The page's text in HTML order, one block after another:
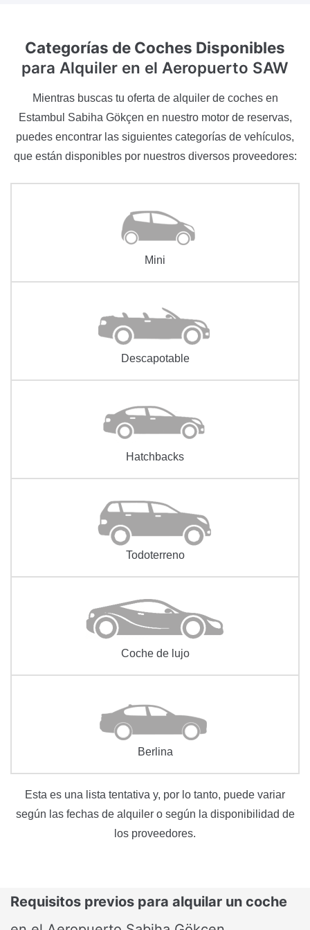
Categorías de Coches Disponibles
para Alquiler en el Aeropuerto SAW
Mientras buscas tu oferta de alquiler de coches en
Estambul Sabiha Gökçen en nuestro motor de reservas,
puedes encontrar las siguientes categorías de vehículos,
que están disponibles por nuestros diversos proveedores:
Mini
Descapotable
Hatchbacks
Todoterreno
Coche de lujo
Berlina
Esta es una lista tentativa y, por lo tanto, puede variar
según las fechas de alquiler o según la disponibilidad de
los proveedores.
Requisitos previos para alquilar un coche